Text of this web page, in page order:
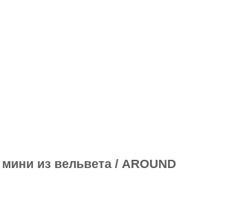
из вельвета / AROUND